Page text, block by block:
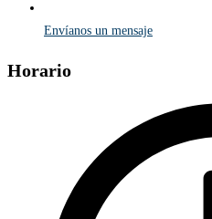
Envíanos un mensaje
Horario